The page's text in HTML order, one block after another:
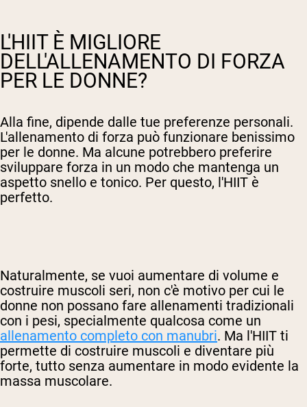
L'HIIT È MIGLIORE
DELL'ALLENAMENTO DI FORZA
PER LE DONNE?
Alla fine, dipende dalle tue preferenze personali.
L'allenamento di forza può funzionare benissimo
per le donne. Ma alcune potrebbero preferire
sviluppare forza in un modo che mantenga un
aspetto snello e tonico. Per questo, l'HIIT è
perfetto.
Naturalmente, se vuoi aumentare di volume e
costruire muscoli seri, non c'è motivo per cui le
donne non possano fare allenamenti tradizionali
con i pesi, specialmente qualcosa come un
allenamento completo con manubri. Ma l'HIIT ti
permette di costruire muscoli e diventare più
forte, tutto senza aumentare in modo evidente la
massa muscolare.